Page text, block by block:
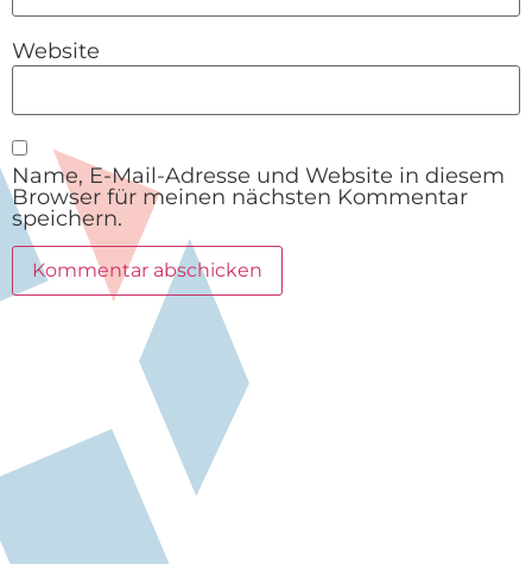
Website
Name, E-Mail-Adresse und Website in diesem
Browser für meinen nächsten Kommentar
speichern.